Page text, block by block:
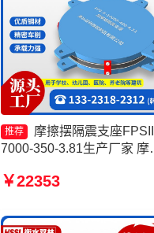
推荐
摩擦摆隔震支座
7000-350-3.81生产厂家 摩
3.81厂家 建筑摩擦摆支座
￥22353